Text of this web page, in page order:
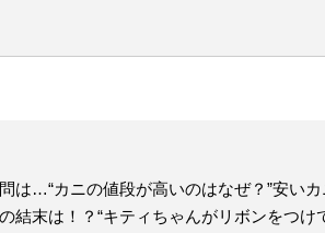
は…“カニの値段が高いのはなぜ？”安い
結末は！？“キティちゃんがリボンをつけ